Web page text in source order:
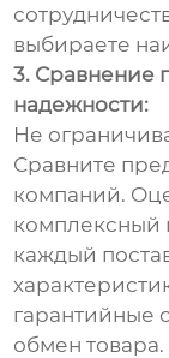
выбираете
3. Сравнение
надежности:
Не
Сравните
компаний.
комплексный
каждый
гарантийные
обмен